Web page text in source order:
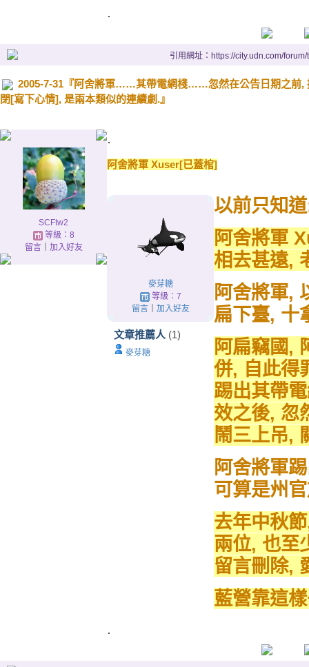
.
引用網址：https://city.udn.com/
2005-7-31『阿舍將軍……其帶電網棧……忽然在公告日期之前,
閉[寫下心情], 是兩本類似的連續劇.』
SCFtw2
等級：8
留言｜ 加入好友
.
阿舍將軍 Xuser[已蓋棺]
麥芽糖
等級：7
留言｜ 加入好友
文章推薦人 (1)
麥芽糖
以前只知
阿舍將軍
相去甚遠,
阿舍將軍,
扁下臺, 十
阿扁竊國,
併, 自此得
踢出其帶
效之後, 忽
鬧三上吊,
阿舍將軍
可算是州
去年中秋
兩位, 也至
留言刪除,
藍營靠這
.